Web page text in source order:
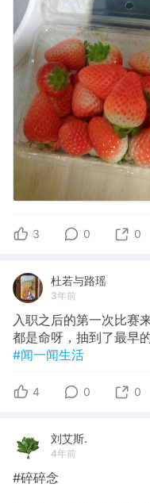
3 0 0
杜若与路瑶
3年前
入职之后的第一次比赛
都是命呀，抽到了最早
#闻一闻生活
4 0 0
刘艾斯.
4年前
#碎碎念